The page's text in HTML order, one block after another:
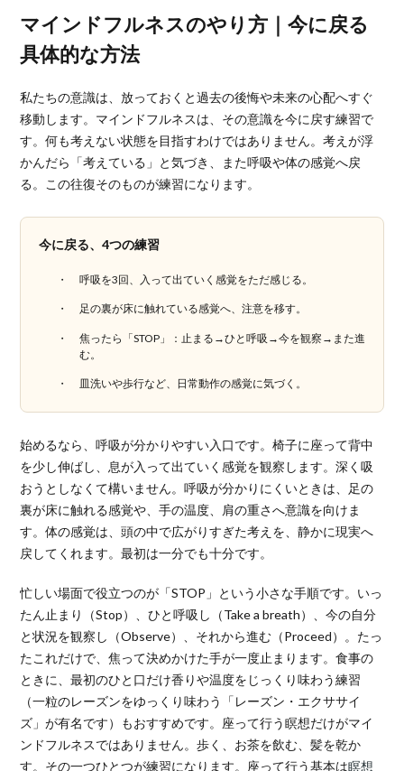
マインドフルネスのやり方｜今に戻る
具体的な方法
私たちの意識は、放っておくと過去の後悔や未来の心配へすぐ
移動します。マインドフルネスは、その意識を今に戻す練習で
す。何も考えない状態を目指すわけではありません。考えが浮
かんだら「考えている」と気づき、また呼吸や体の感覚へ戻
る。この往復そのものが練習になります。
今に戻る、4つの練習
呼吸を3回、入って出ていく感覚をただ感じる。
足の裏が床に触れている感覚へ、注意を移す。
焦ったら「STOP」：止まる→ひと呼吸→今を観察→また進
む。
皿洗いや歩行など、日常動作の感覚に気づく。
始めるなら、呼吸が分かりやすい入口です。椅子に座って背中
を少し伸ばし、息が入って出ていく感覚を観察します。深く吸
おうとしなくて構いません。呼吸が分かりにくいときは、足の
裏が床に触れる感覚や、手の温度、肩の重さへ意識を向けま
す。体の感覚は、頭の中で広がりすぎた考えを、静かに現実へ
戻してくれます。最初は一分でも十分です。
忙しい場面で役立つのが「STOP」という小さな手順です。いっ
たん止まり（Stop）、ひと呼吸し（Take a breath）、今の自分
と状況を観察し（Observe）、それから進む（Proceed）。たっ
たこれだけで、焦って決めかけた手が一度止まります。食事の
ときに、最初のひと口だけ香りや温度をじっくり味わう練習
（一粒のレーズンをゆっくり味わう「レーズン・エクササイ
ズ」が有名です）もおすすめです。座って行う瞑想だけがマイ
ンドフルネスではありません。歩く、お茶を飲む、髪を乾か
す。その一つひとつが練習になります。座って行う基本は瞑想